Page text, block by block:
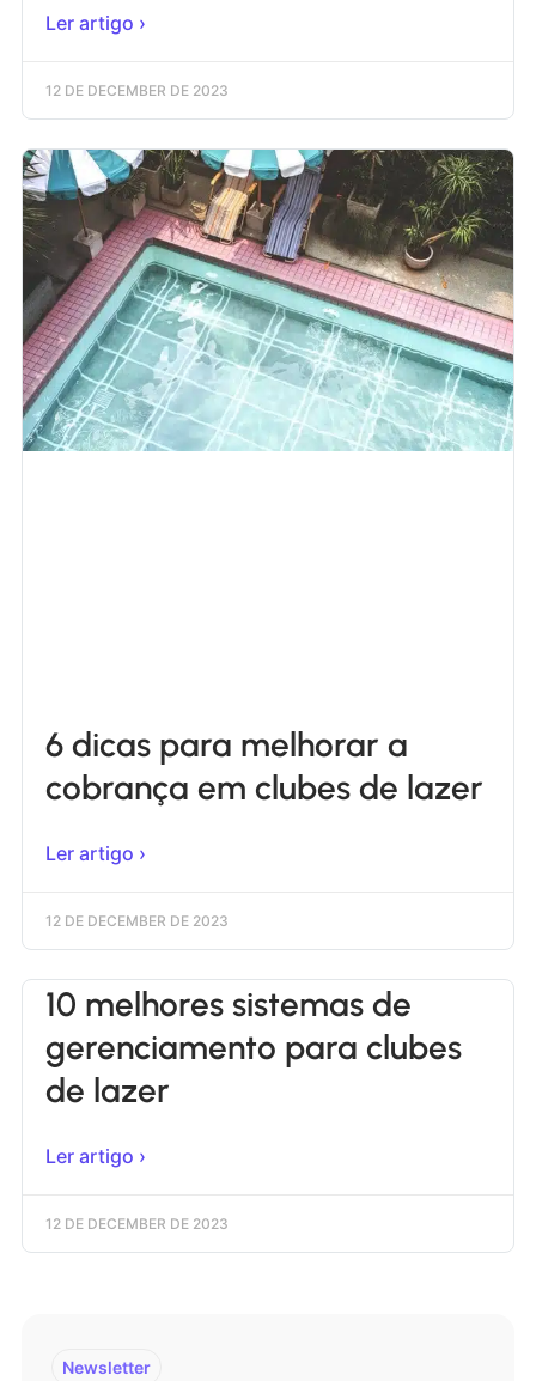
Ler artigo ›
12 DE DECEMBER DE 2023
6 dicas para melhorar a
cobrança em clubes de lazer
Ler artigo ›
12 DE DECEMBER DE 2023
10 melhores sistemas de
gerenciamento para clubes
de lazer
Ler artigo ›
12 DE DECEMBER DE 2023
Newsletter